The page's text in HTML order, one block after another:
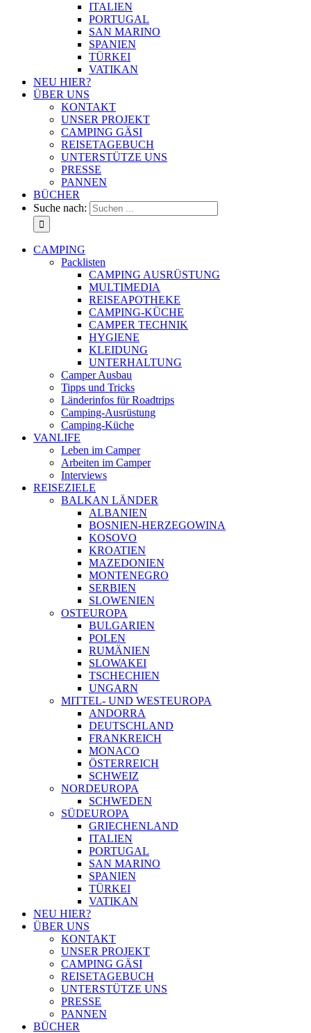
ITALIEN
PORTUGAL
SAN MARINO
SPANIEN
TÜRKEI
VATIKAN
NEU HIER?
ÜBER UNS
KONTAKT
UNSER PROJEKT
CAMPING GÄSI
REISETAGEBUCH
UNTERSTÜTZE UNS
PRESSE
PANNEN
BÜCHER
Suche nach:
CAMPING
Packlisten
CAMPING AUSRÜSTUNG
MULTIMEDIA
REISEAPOTHEKE
CAMPING-KÜCHE
CAMPER TECHNIK
HYGIENE
KLEIDUNG
UNTERHALTUNG
Camper Ausbau
Tipps und Tricks
Länderinfos für Roadtrips
Camping-Ausrüstung
Camping-Küche
VANLIFE
Leben im Camper
Arbeiten im Camper
Interviews
REISEZIELE
BALKAN LÄNDER
ALBANIEN
BOSNIEN-HERZEGOWINA
KOSOVO
KROATIEN
MAZEDONIEN
MONTENEGRO
SERBIEN
SLOWENIEN
OSTEUROPA
BULGARIEN
POLEN
RUMÄNIEN
SLOWAKEI
TSCHECHIEN
UNGARN
MITTEL- UND WESTEUROPA
ANDORRA
DEUTSCHLAND
FRANKREICH
MONACO
ÖSTERREICH
SCHWEIZ
NORDEUROPA
SCHWEDEN
SÜDEUROPA
GRIECHENLAND
ITALIEN
PORTUGAL
SAN MARINO
SPANIEN
TÜRKEI
VATIKAN
NEU HIER?
ÜBER UNS
KONTAKT
UNSER PROJEKT
CAMPING GÄSI
REISETAGEBUCH
UNTERSTÜTZE UNS
PRESSE
PANNEN
BÜCHER